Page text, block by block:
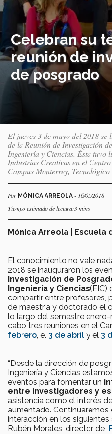
Celebran su
reunión de
de posgrado
El jueves 3 de mayo del 2018
de la Reunión de Investigación
Ingeniería y Ciencias. Ésta tuvo
Industrias Creativas en el
Campus Monterrey, Tecnológico
Por MÓNICA ARREOLA - 16/05/2018
Tiempo estimado de lectura:3 mins
Mónica Arreola | Escuela
El conocimiento no vale
2018 se inauguraron los
Investigación de
Ingeniería y Ciencias(EIC)
compartir entre profesores,
de maestría y doctorado el
lo largo del semestre
cabo tres reuniones en el
febrero , el 3 de abril y el 3
“Desde la dirección de
Ingeniería y Ciencias
eventos para fomentar un
entre investigadores y
asistencia como el interés
aumentado.
interacción en los
Rubén Morales, director de